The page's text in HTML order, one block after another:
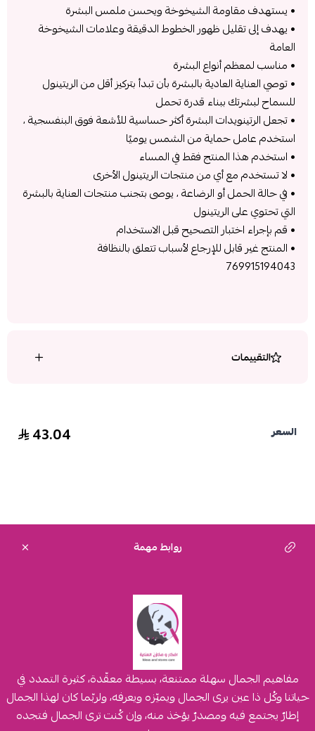
• يستهدف مقاومة الشيخوخة ويحسن ملمس البشرة
• يهدف إلى تقليل ظهور الخطوط الدقيقة وعلامات الشيخوخة
العامة
• مناسب لمعظم أنواع البشرة
• توصي العناية العادية بالبشرة بأن تبدأ بتركيز أقل من الريتينول
للسماح لبشرتك ببناء قدرة تحمل
• تجعل الرتينويدات البشرة أكثر حساسية للأشعة فوق البنفسجية ،
استخدم عامل حماية من الشمس يوميًا
• استخدم هذا المنتج فقط في المساء
• لا تستخدم مع أي من منتجات الريتينول الأخرى
• في حالة الحمل أو الرضاعة ، يوصى بتجنب منتجات العناية بالبشرة
التي تحتوي على الريتينول
• قم بإجراء اختبار التصحيح قبل الاستخدام
• المنتج غير قابل للإرجاع لأسباب تتعلق بالنظافة
769915194043
التقييمات
السعر 43.04
روابط مهمة
مفاهيم الجمال سهلة ممتنعة، بسيطة معقّدة، كثيرة التمدد في
حياتنا وكُل ذا عين يرى الجمال ويميّزه ويعرفه، ولربّما كان لهذا الجمال
إطارٌ يجتمع فيه ومصدرٌ يؤخذ منه، وإن كُنت ترى الجمال فتجده